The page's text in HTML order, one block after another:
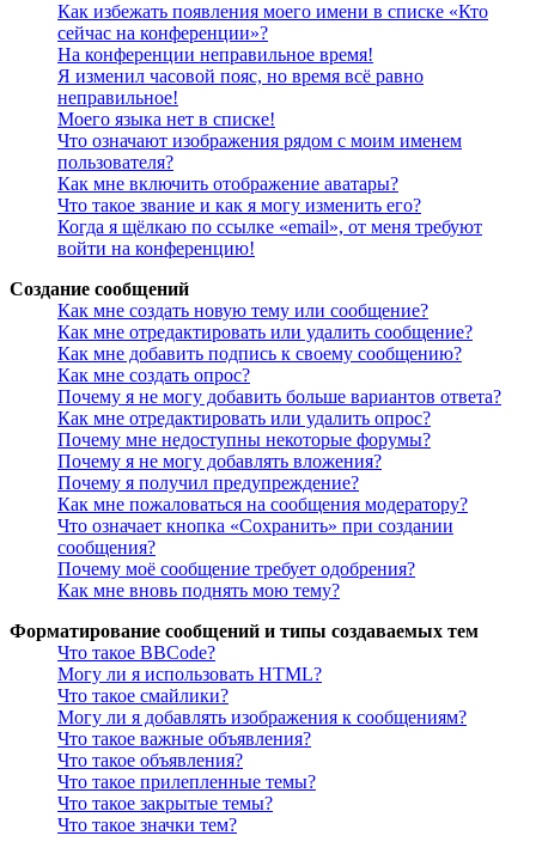
Как избежать появления моего имени в списке «Кто
сейчас на конференции»?
На конференции неправильное время!
Я изменил часовой пояс, но время всё равно
неправильное!
Моего языка нет в списке!
Что означают изображения рядом с моим именем
пользователя?
Как мне включить отображение аватары?
Что такое звание и как я могу изменить его?
Когда я щёлкаю по ссылке «email», от меня требуют
войти на конференцию!
Создание сообщений
Как мне создать новую тему или сообщение?
Как мне отредактировать или удалить сообщение?
Как мне добавить подпись к своему сообщению?
Как мне создать опрос?
Почему я не могу добавить больше вариантов ответа?
Как мне отредактировать или удалить опрос?
Почему мне недоступны некоторые форумы?
Почему я не могу добавлять вложения?
Почему я получил предупреждение?
Как мне пожаловаться на сообщения модератору?
Что означает кнопка «Сохранить» при создании
сообщения?
Почему моё сообщение требует одобрения?
Как мне вновь поднять мою тему?
Форматирование сообщений и типы создаваемых тем
Что такое BBCode?
Могу ли я использовать HTML?
Что такое смайлики?
Могу ли я добавлять изображения к сообщениям?
Что такое важные объявления?
Что такое объявления?
Что такое прилепленные темы?
Что такое закрытые темы?
Что такое значки тем?